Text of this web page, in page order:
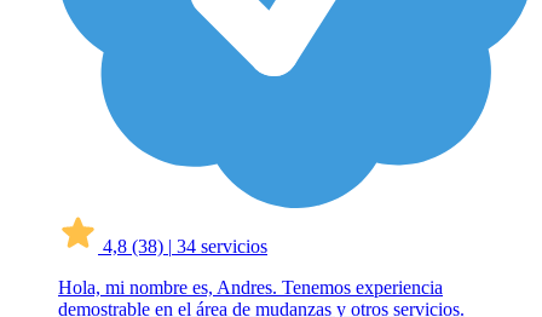
4,8 (38) | 34 servicios
Hola, mi nombre es, Andres. Tenemos experiencia
demostrable en el área de mudanzas y otros servicios.